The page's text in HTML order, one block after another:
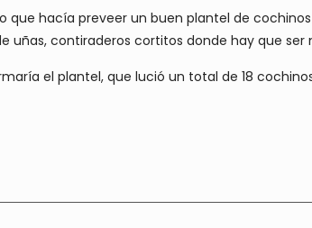
que hacía preveer un buen plantel de
uñas, contiraderos cortitos donde hay que ser
el plantel, que lució un total de 18